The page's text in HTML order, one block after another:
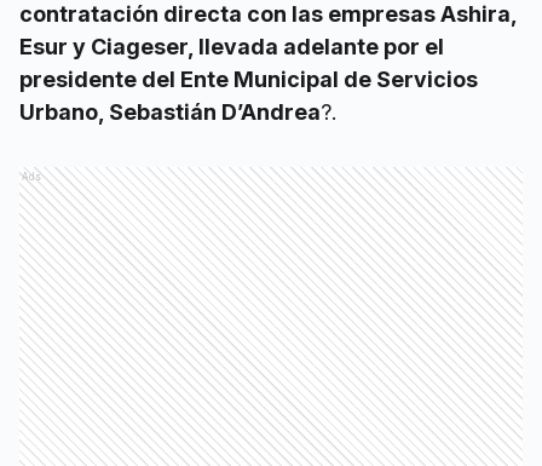
contratación directa con las empresas Ashira,
Esur y Ciageser, llevada adelante por el
presidente del Ente Municipal de Servicios
Urbano, Sebastián D’Andrea?.
Ads